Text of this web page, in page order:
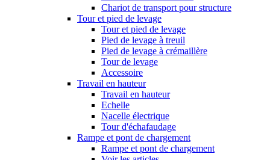
Chariot de transport pour structure
Tour et pied de levage
Tour et pied de levage
Pied de levage à treuil
Pied de levage à crémaillère
Tour de levage
Accessoire
Travail en hauteur
Travail en hauteur
Echelle
Nacelle électrique
Tour d'échafaudage
Rampe et pont de chargement
Rampe et pont de chargement